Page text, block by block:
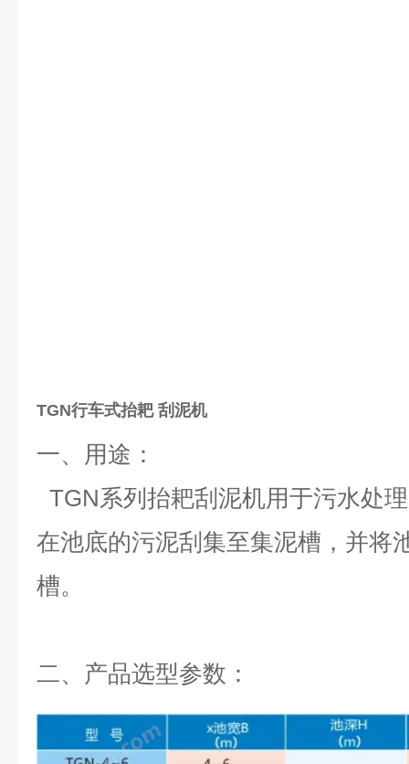
TGN行车式抬耙 刮泥机
一、用途：
TGN系列抬耙刮泥机用于污水处
在池底的污泥刮集至集泥槽，并将
槽。
二、 产品选型参数：